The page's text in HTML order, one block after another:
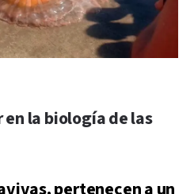
la biología de las
pertenecen a un